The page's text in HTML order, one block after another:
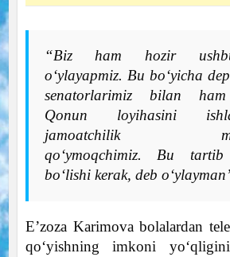
“Biz ham hozir
o‘ylayapmiz. Bu bo‘yicha
senatorlarimiz bilan ham
Qonun loyihasini
jamoatchilik
qo‘ymoqchimiz. Bu
bo‘lishi kerak, deb
E’zoza Karimova bolalardan
qo‘yishning imkoni